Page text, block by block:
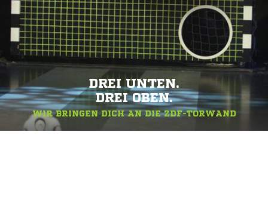
DREI UNTEN.
DREI OBEN.
WIR BRINGEN DICH AN DIE ZDF-TORWAND